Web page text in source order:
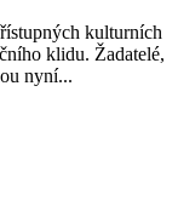
kulturních
klidu. Žadatelé,
nyní...